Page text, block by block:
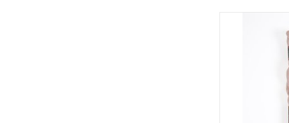
nr.12
TOEVOEGEN